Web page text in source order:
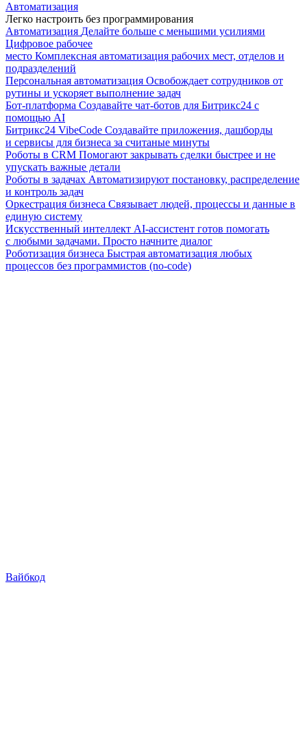
Автоматизация
Легко настроить без программирования
Автоматизация Делайте больше с меньшими усилиями
Цифровое рабочее
место Комплексная автоматизация рабочих мест, отделов и
подразделений
Персональная автоматизация Освобождает сотрудников от
рутины и ускоряет выполнение задач
Бот-платформа Создавайте чат-ботов для Битрикс24 с
помощью AI
Битрикс24 VibeCode Создавайте приложения, дашборды
и сервисы для бизнеса за считаные минуты
Роботы в CRM Помогают закрывать сделки быстрее и не
упускать важные детали
Роботы в задачах Автоматизируют постановку, распределение
и контроль задач
Оркестрация бизнеса Связывает людей, процессы и данные в
единую систему
Искусственный интеллект AI-ассистент готов помогать
с любыми задачами. Просто начните диалог
Роботизация бизнеса Быстрая автоматизация любых
процессов без программистов (no-code)
Вайбкод